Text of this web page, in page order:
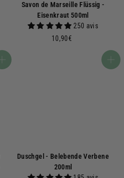
Savon de Marseille Flüssig -
Eisenkraut 500ml
250 avis
10,90€
Duschgel - Belebende Verbene
200ml